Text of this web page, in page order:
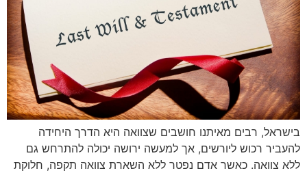
בישראל, רבים מאיתנו חושבים שצוואה היא הדרך היחידה
להעביר רכוש ליורשים, אך למעשה ירושה יכולה להתרחש גם
ללא צוואה. כאשר אדם נפטר ללא השארת צוואה תקפה, חלוקת